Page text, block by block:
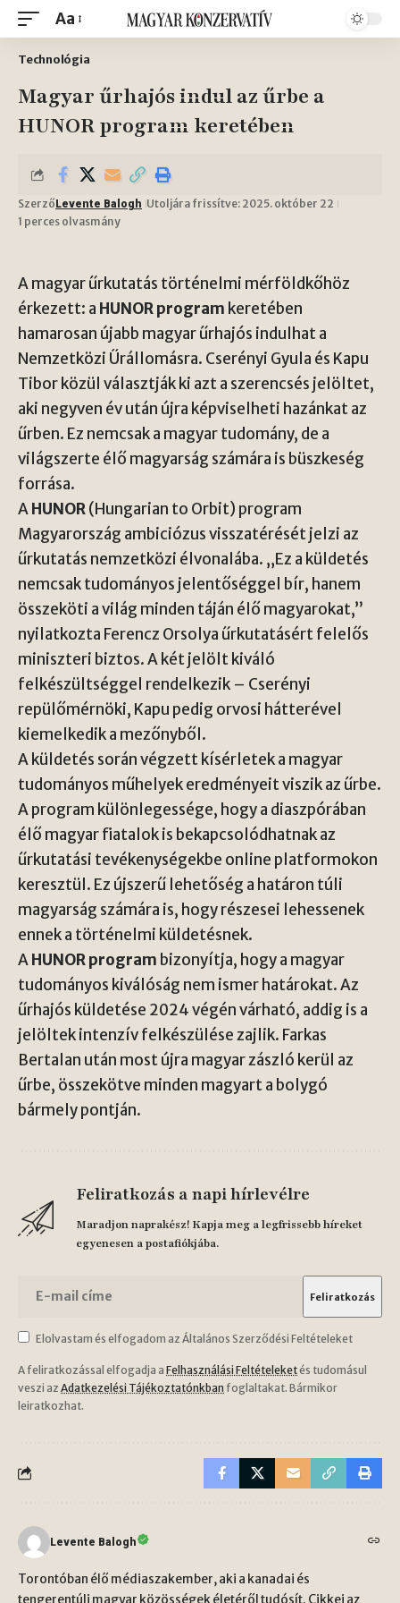
Aa
Technológia
Magyar űrhajós indul az űrbe a
HUNOR program keretében
Szerző Levente Balogh Utoljára frissítve: 2025. október 22
1 perces olvasmány
A magyar űrkutatás történelmi mérföldkőhöz
érkezett: a HUNOR program keretében
hamarosan újabb magyar űrhajós indulhat a
Nemzetközi Űrállomásra. Cserényi Gyula és Kapu
Tibor közül választják ki azt a szerencsés jelöltet,
aki negyven év után újra képviselheti hazánkat az
űrben. Ez nemcsak a magyar tudomány, de a
világszerte élő magyarság számára is büszkeség
forrása.
AHUNOR(Hungarian to Orbit) program
Magyarország ambiciózus visszatérését jelzi az
űrkutatás nemzetközi élvonalába. „Ez a küldetés
nemcsak tudományos jelentőséggel bír, hanem
összeköti a világ minden táján élő magyarokat,”
nyilatkozta Ferencz Orsolya űrkutatásért felelős
miniszteri biztos. A két jelölt kiváló
felkészültséggel rendelkezik – Cserényi
repülőmérnöki, Kapu pedig orvosi hátterével
kiemelkedik a mezőnyből.
A küldetés során végzett kísérletek a magyar
tudományos műhelyek eredményeit viszik az űrbe.
A program különlegessége, hogy a diaszpórában
élő magyar fiatalok is bekapcsolódhatnak az
űrkutatási tevékenységekbe online platformokon
keresztül. Ez újszerű lehetőség a határon túli
magyarság számára is, hogy részesei lehessenek
ennek a történelmi küldetésnek.
AHUNOR program bizonyítja, hogy a magyar
tudományos kiválóság nem ismer határokat. Az
űrhajós küldetése 2024 végén várható, addig is a
jelöltek intenzív felkészülése zajlik. Farkas
Bertalan után most újra magyar zászló kerül az
űrbe, összekötve minden magyart a bolygó
bármely pontján.
Feliratkozás a napi hírlevélre
Maradjon naprakész! Kapja meg a legfrissebb híreket
egyenesen a postafiókjába.
Elolvastam és elfogadom az Általános Szerződési Feltételeket
A feliratkozással elfogadja a Felhasználási Feltételeketés tudomásul
veszi az Adatkezelési Tájékoztatónkban foglaltakat. Bármikor
leiratkozhat.
Levente Balogh
Torontóban élő médiaszakember, aki a kanadai és
tengerentúli magyar közösségek életéről tudósít. Cikkei az